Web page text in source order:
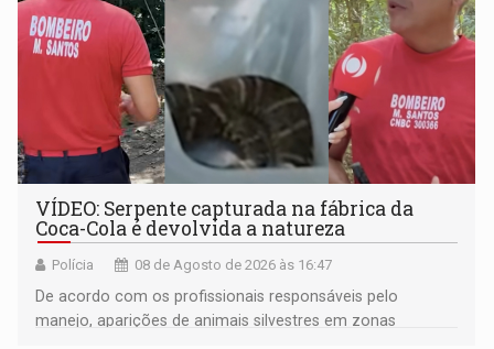
VÍDEO: Serpente capturada na fábrica da
Coca-Cola é devolvida a natureza
Polícia 08 de Agosto de 2026 às 16:47
De acordo com os profissionais responsáveis pelo
manejo, aparições de animais silvestres em zonas